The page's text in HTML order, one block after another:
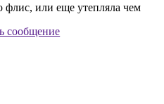
флис, или еще утепляла чем